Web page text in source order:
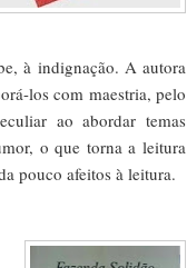
à indignação. A autora
los com maestria, pelo
ao abordar temas
o que torna a leitura
pouco afeitos à leitura.